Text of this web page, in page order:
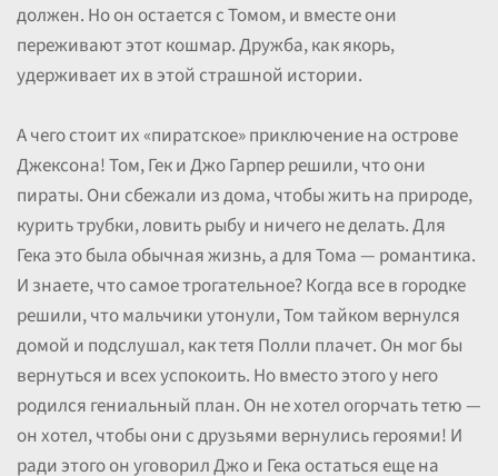
должен. Но он остается с Томом, и вместе они
переживают этот кошмар. Дружба, как якорь,
удерживает их в этой страшной истории.
А чего стоит их «пиратское» приключение на острове
Джексона! Том, Гек и Джо Гарпер решили, что они
пираты. Они сбежали из дома, чтобы жить на природе,
курить трубки, ловить рыбу и ничего не делать. Для
Гека это была обычная жизнь, а для Тома — романтика.
И знаете, что самое трогательное? Когда все в городке
решили, что мальчики утонули, Том тайком вернулся
домой и подслушал, как тетя Полли плачет. Он мог бы
вернуться и всех успокоить. Но вместо этого у него
родился гениальный план. Он не хотел огорчать тетю —
он хотел, чтобы они с друзьями вернулись героями! И
ради этого он уговорил Джо и Гека остаться еще на